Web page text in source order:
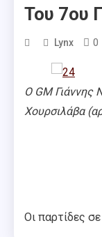
Του 7ου
Lynx 0
Ο GM Γιάννης
Χουρσιλάβα
Οι παρτίδες